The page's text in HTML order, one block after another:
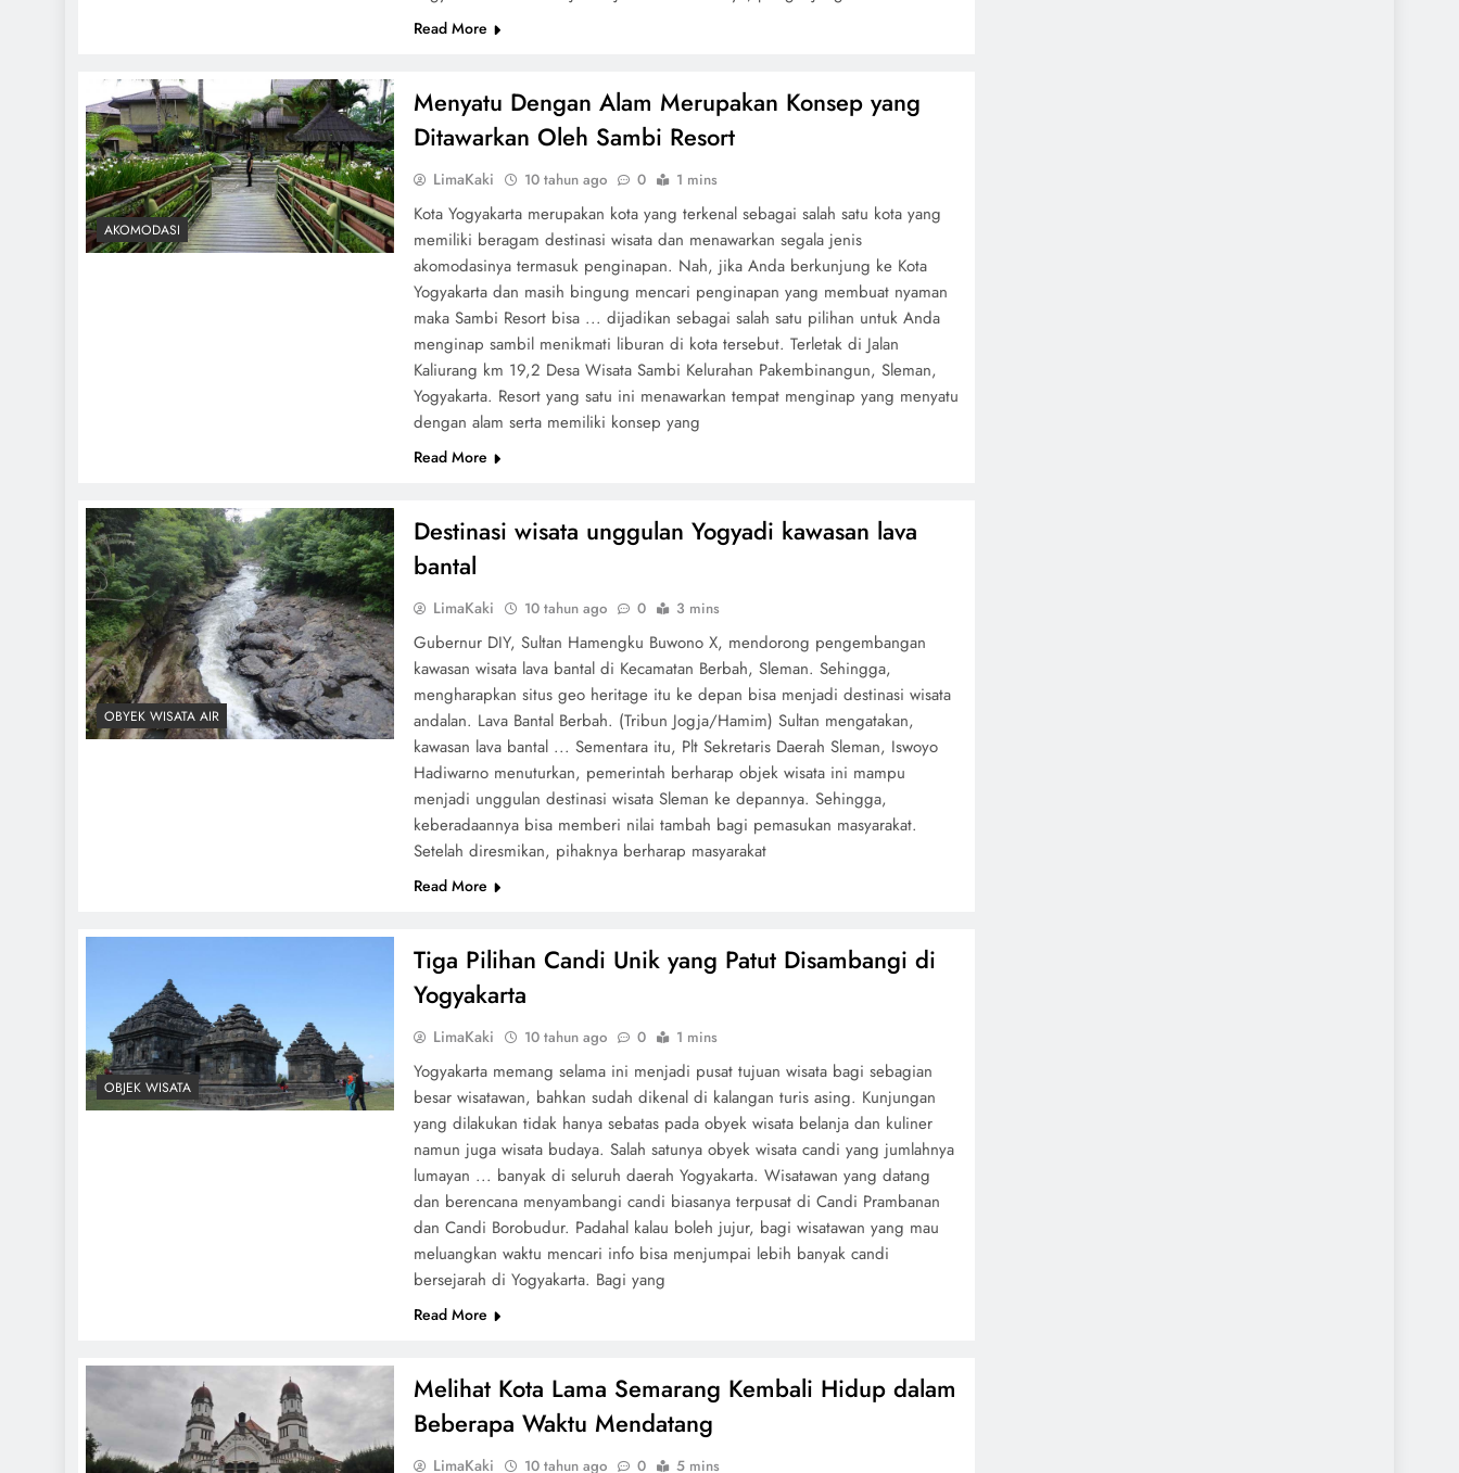
Read More
AKOMODASI
Menyatu Dengan Alam Merupakan Konsep yang
Ditawarkan Oleh Sambi Resort
LimaKaki 10 tahun ago 0 1 mins
Kota Yogyakarta merupakan kota yang terkenal sebagai salah satu kota yang
memiliki beragam destinasi wisata dan menawarkan segala jenis
akomodasinya termasuk penginapan. Nah, jika Anda berkunjung ke Kota
Yogyakarta dan masih bingung mencari penginapan yang membuat nyaman
maka Sambi Resort bisa ... dijadikan sebagai salah satu pilihan untuk Anda
menginap sambil menikmati liburan di kota tersebut. Terletak di Jalan
Kaliurang km 19,2 Desa Wisata Sambi Kelurahan Pakembinangun, Sleman,
Yogyakarta. Resort yang satu ini menawarkan tempat menginap yang menyatu
dengan alam serta memiliki konsep yang
Read More
OBYEK WISATA AIR
Destinasi wisata unggulan Yogyadi kawasan lava
bantal
LimaKaki 10 tahun ago 0 3 mins
Gubernur DIY, Sultan Hamengku Buwono X, mendorong pengembangan
kawasan wisata lava bantal di Kecamatan Berbah, Sleman. Sehingga,
mengharapkan situs geo heritage itu ke depan bisa menjadi destinasi wisata
andalan. Lava Bantal Berbah. (Tribun Jogja/Hamim) Sultan mengatakan,
kawasan lava bantal ... Sementara itu, Plt Sekretaris Daerah Sleman, Iswoyo
Hadiwarno menuturkan, pemerintah berharap objek wisata ini mampu
menjadi unggulan destinasi wisata Sleman ke depannya. Sehingga,
keberadaannya bisa memberi nilai tambah bagi pemasukan masyarakat.
Setelah diresmikan, pihaknya berharap masyarakat
Read More
OBJEK WISATA
Tiga Pilihan Candi Unik yang Patut Disambangi di
Yogyakarta
LimaKaki 10 tahun ago 0 1 mins
Yogyakarta memang selama ini menjadi pusat tujuan wisata bagi sebagian
besar wisatawan, bahkan sudah dikenal di kalangan turis asing. Kunjungan
yang dilakukan tidak hanya sebatas pada obyek wisata belanja dan kuliner
namun juga wisata budaya. Salah satunya obyek wisata candi yang jumlahnya
lumayan ... banyak di seluruh daerah Yogyakarta. Wisatawan yang datang
dan berencana menyambangi candi biasanya terpusat di Candi Prambanan
dan Candi Borobudur. Padahal kalau boleh jujur, bagi wisatawan yang mau
meluangkan waktu mencari info bisa menjumpai lebih banyak candi
bersejarah di Yogyakarta. Bagi yang
Read More
Melihat Kota Lama Semarang Kembali Hidup dalam
Beberapa Waktu Mendatang
LimaKaki 10 tahun ago 0 5 mins